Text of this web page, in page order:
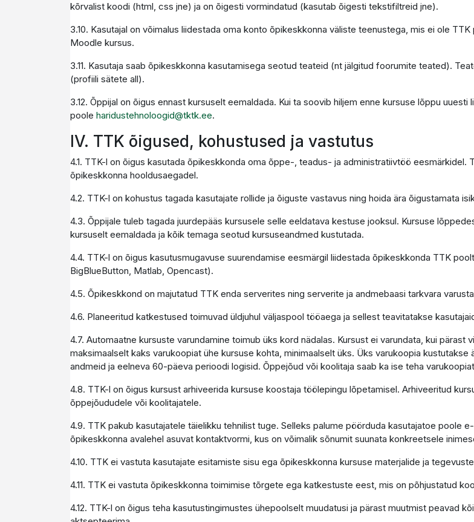
kõrvalist koodi (html, css jne) ja on õigesti vormindatud (kasutab õigesti tekstifiltreid jne).
3.10. Kasutajal on võimalus liidestada oma konto õpikeskkonna väliste teenustega, mis ei ole
Moodle kursus.
3.11. Kasutaja saab õpikeskkonna kasutamisega seotud teateid (nt jälgitud foorumite teated).
(profiili sätete all).
3.12. Õppijal on õigus ennast kursuselt eemaldada. Kui ta soovib hiljem enne kursuse lõppu
poole haridustehnoloogid@tktk.ee.
IV. TTK õigused, kohustused ja vastutus
4.1. TTK-l on õigus kasutada õpikeskkonda oma õppe-, teadus- ja administratiivtöö eesmärkidel.
õpikeskkonna hooldusaegadel.
4.2. TTK-l on kohustus tagada kasutajate rollide ja õiguste vastavus ning hoida ära õigustamata
4.3. Õppijale tuleb tagada juurdepääs kursusele selle eeldatava kestuse jooksul. Kursuse
kursuselt eemaldada ja kõik temaga seotud kursuseandmed kustutada.
4.4. TTK-l on õigus kasutusmugavuse suurendamise eesmärgil liidestada õpikeskkonda TTK
BigBlueButton, Matlab, Opencast).
4.5. Õpikeskkond on majutatud TTK enda serverites ning serverite ja andmebaasi tarkvara
4.6. Planeeritud katkestused toimuvad üldjuhul väljaspool tööaega ja sellest teavitatakse
4.7. Automaatne kursuste varundamine toimub üks kord nädalas. Kursust ei varundata, kui pärast
maksimaalselt kaks varukoopiat ühe kursuse kohta, minimaalselt üks. Üks varukoopia
andmeid ja eelneva 60-päeva perioodi logisid. Õppejõud või koolitaja saab ka ise teha
4.8. TTK-l on õigus kursust arhiveerida kursuse koostaja töölepingu lõpetamisel. Arhiveeritud
õppejõududele või koolitajatele.
4.9. TTK pakub kasutajatele täielikku tehnilist tuge. Selleks palume pöörduda kasutajatoe poole
õpikeskkonna avalehel asuvat kontaktvormi, kus on võimalik sõnumit suunata konkreetsele
4.10. TTK ei vastuta kasutajate esitamiste sisu ega õpikeskkonna kursuse materjalide ja
4.11. TTK ei vastuta õpikeskkonna toimimise tõrgete ega katkestuste eest, mis on põhjustatud
4.12. TTK-l on õigus teha kasutustingimustes ühepoolselt muudatusi ja pärast muutmist peavad